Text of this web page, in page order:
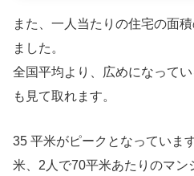
また、一人当たりの住宅の面
ました。
全国平均より、広めになって
も見て取れます。
35 平米がピークとなっていま
米、2人で70平米あたりのマン